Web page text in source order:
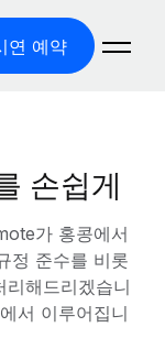
연 예약
손쉽게
가 홍콩에서
정 준수를 비롯
해드리겠습니
서 이루어집니